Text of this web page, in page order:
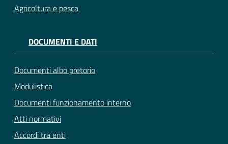
Agricoltura e pesca
DOCUMENTI E DATI
Documenti albo pretorio
Modulistica
Documenti funzionamento interno
Atti normativi
Accordi tra enti